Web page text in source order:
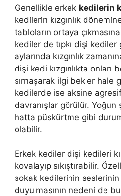
Genellikle erkek kedilerin
kedilerin kızgınlık
tabloların ortaya
kediler de tıpkı dişi kediler
aylarında kızgınlık
dişi kedi kızgınlıkta onları
sırnaşarak ilgi bekler hale
kedilerde ise aksine
davranışlar görülür.
hatta püskürtme gibi
olabilir.
Erkek kediler dişi kedileri
kovalayıp sıkıştırabilir.
sokak kedilerinin
duyulmasının nedeni de